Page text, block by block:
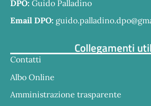
DPO: Guido Palladino
Email DPO:
Collegamenti
Contatti
Albo Online
Amministrazione trasparente